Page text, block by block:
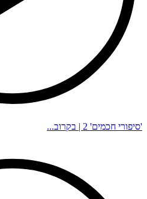
'סיפורי חכמים' 2 | בקרוב...